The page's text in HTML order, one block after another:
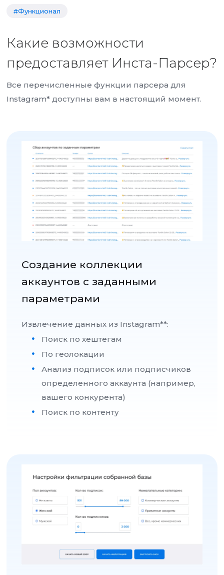
#Функционал
Какие возможности
предоставляет Инста-Парсер?
Все перечисленные функции парсера для
Instagram* доступны вам в настоящий момент.
Создание коллекции
аккаунтов с заданными
параметрами
Извлечение данных из Instagram**:
Поиск по хештегам
По геолокации
Анализ подписок или подписчиков
определенного аккаунта (например,
вашего конкурента)
Поиск по контенту